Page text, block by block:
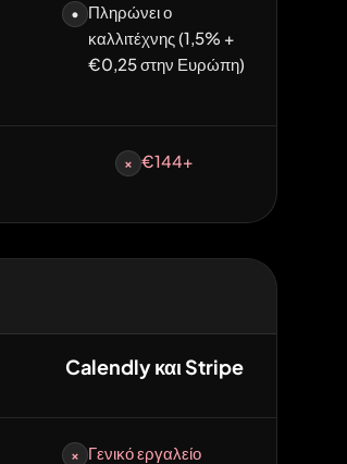
• Πληρώνει ο
καλλιτέχνης (1,5% +
€0,25 στην Ευρώπη)
× €144+
Calendly και Stripe
× Γενικό εργαλείο